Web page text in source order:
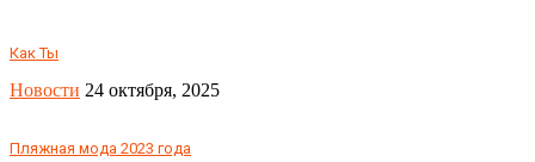
Как Ты
Новости 24 октября, 2025
Пляжная мода 2023 года